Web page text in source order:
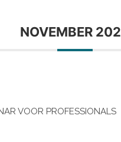
NOVEMBER
VOOR PROFESSIONALS